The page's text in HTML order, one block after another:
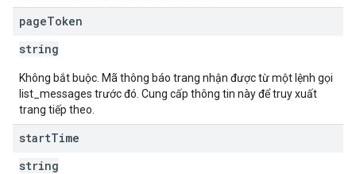
pageToken
string
Không bắt buộc. Mã thông báo trang nhận được từ một lệnh gọi
list_messages trước đó. Cung cấp thông tin này để truy xuất
trang tiếp theo.
startTime
string